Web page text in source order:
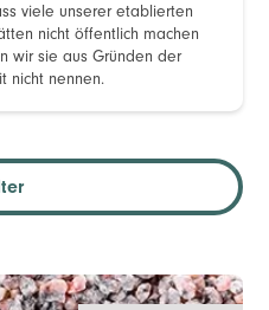
viele unserer etablierten
nicht öffentlich machen
wir sie aus Gründen der
nicht nennen.